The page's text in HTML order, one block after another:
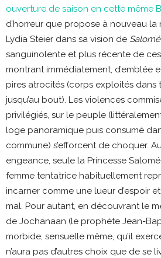
ouverture de saison en cette même
d’horreur que propose à nouveau la
Lydia Steier dans sa vision de Salomé
sanguinolente et plus récente de
montrant immédiatement, d’emblée
pires atrocités (corps exploités dans
jusqu’au bout). Les violences
privilégiés, sur le peuple
loge panoramique puis consumé
commune) s’efforcent de choquer.
engeance, seule la Princesse
femme tentatrice habituellement
incarner comme une lueur d’espoir
mal. Pour autant, en découvrant le
de Jochanaan (le prophète Jean-
morbide, sensuelle même, qu’il
n’aura pas d’autres choix que de se